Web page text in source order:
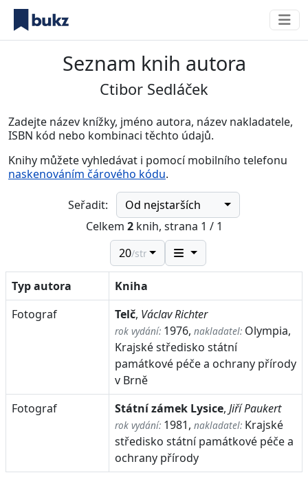
Seznam knih autora
Ctibor Sedláček
Zadejte název knížky, jméno autora, název nakladatele,
ISBN kód nebo kombinaci těchto údajů.
Knihy můžete vyhledávat i pomocí mobilního telefonu
naskenováním čárového kódu.
Seřadit:
Od nejstarších
Celkem 2knih, strana 1 / 1
20/str.
Typ autora
Kniha
Fotograf
Telč, Václav Richter
rok vydání: 1976, nakladatel: Olympia,
Krajské středisko státní
památkové péče a ochrany přírody
v Brně
Fotograf
Státní zámek Lysice, Jiří Paukert
rok vydání: 1981, nakladatel: Krajské
středisko státní památkové péče a
ochrany přírody